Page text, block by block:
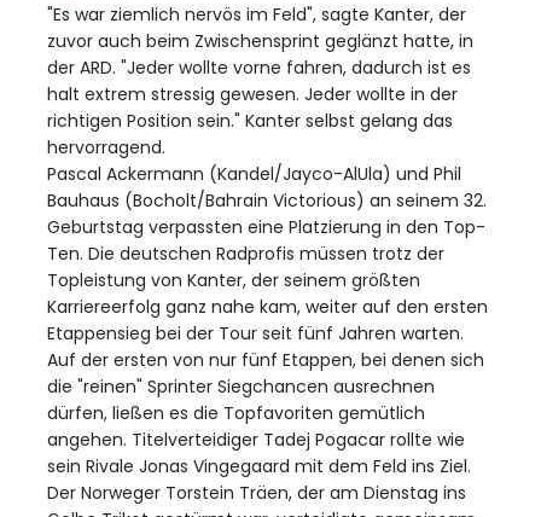
"Es war ziemlich nervös im Feld", sagte Kanter, der
zuvor auch beim Zwischensprint geglänzt hatte, in
der ARD. "Jeder wollte vorne fahren, dadurch ist es
halt extrem stressig gewesen. Jeder wollte in der
richtigen Position sein." Kanter selbst gelang das
hervorragend.
Pascal Ackermann (Kandel/Jayco-AlUla) und Phil
Bauhaus (Bocholt/Bahrain Victorious) an seinem 32.
Geburtstag verpassten eine Platzierung in den Top-
Ten. Die deutschen Radprofis müssen trotz der
Topleistung von Kanter, der seinem größten
Karriereerfolg ganz nahe kam, weiter auf den ersten
Etappensieg bei der Tour seit fünf Jahren warten.
Auf der ersten von nur fünf Etappen, bei denen sich
die "reinen" Sprinter Siegchancen ausrechnen
dürfen, ließen es die Topfavoriten gemütlich
angehen. Titelverteidiger Tadej Pogacar rollte wie
sein Rivale Jonas Vingegaard mit dem Feld ins Ziel.
Der Norweger Torstein Träen, der am Dienstag ins